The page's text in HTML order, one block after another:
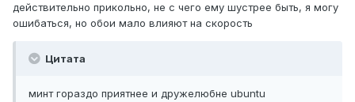
действительно прикольно, не с чего ему шустрее быть, я могу
ошибаться, но обои мало влияют на скорость
Цитата
минт гораздо приятнее и дружелюбне ubuntu